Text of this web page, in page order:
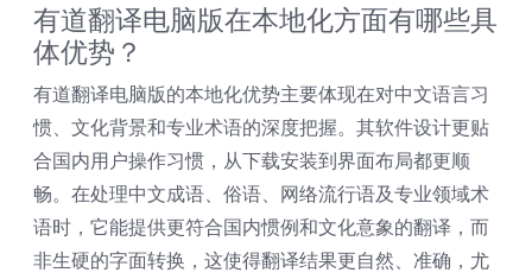
有道翻译电脑版在本地化方面有哪些具
体优势？
有道翻译电脑版的本地化优势主要体现在对中文语言习
惯、文化背景和专业术语的深度把握。其软件设计更贴
合国内用户操作习惯，从下载安装到界面布局都更顺
畅。在处理中文成语、俗语、网络流行语及专业领域术
语时，它能提供更符合国内惯例和文化意象的翻译，而
非生硬的字面转换，这使得翻译结果更自然、准确，尤